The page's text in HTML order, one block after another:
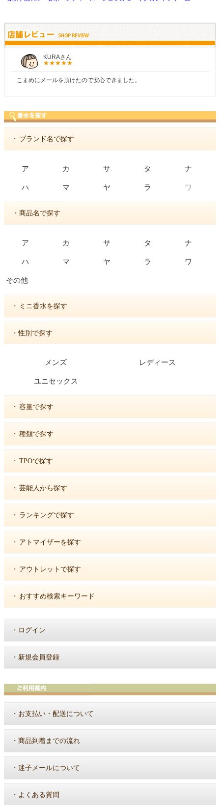
しらすさん
商品が早く届いたのでよかったです。また利用させてもらいます！
・ ブランド名で探す
ア カ サ タ ナ
ハ マ ヤ ラ ワ
・商品名で探す
ア カ サ タ ナ
ハ マ ヤ ラ ワ
その他
・ ミニ香水を探す
・性別で探す
メンズ レディース
ユニセックス
・ 容量で探す
・ 種類で探す
・ TPOで探す
・ 芸能人から探す
・ ランキングで探す
・ アトマイザーを探す
・ アウトレットで探す
・ おすすめ検索キーワード
・ ログイン
・ 新規会員登録
・ お支払い・配送について
・ 商品到着までの流れ
・ 迷子メールについて
・ よくある質問